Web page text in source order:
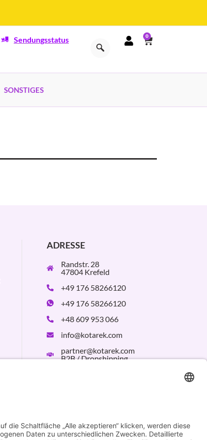
Sendungsstatus 0
SONSTIGES
ADRESSE
Randstr. 28
47804 Krefeld
+49 176 58266120
+49 176 58266120
+48 609 953 066
info@kotarek.com
partner@kotarek.com
B2B / Dropshipping
Design byKB WebStudio